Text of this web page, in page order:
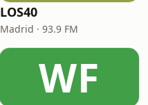
LOS40
Madrid · 93.9 FM
WF